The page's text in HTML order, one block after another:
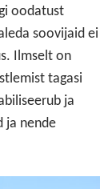
oodatust
soovijaid ei
Ilmselt on
tagasi
ja
ja nende